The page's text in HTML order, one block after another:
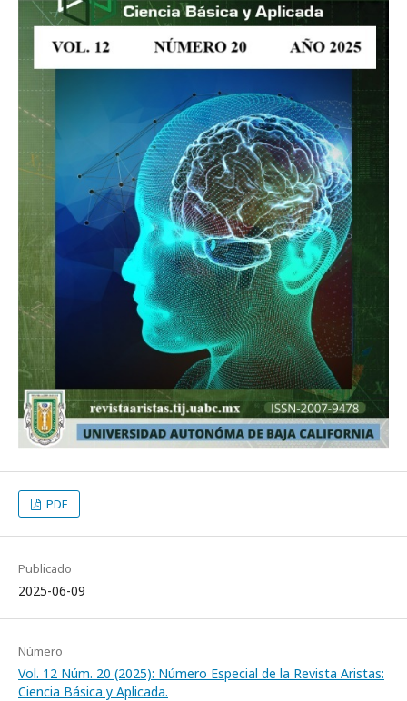
PDF
Publicado
2025-06-09
Número
Vol. 12 Núm. 20 (2025): Número Especial de la Revista Aristas:
Ciencia Básica y Aplicada.